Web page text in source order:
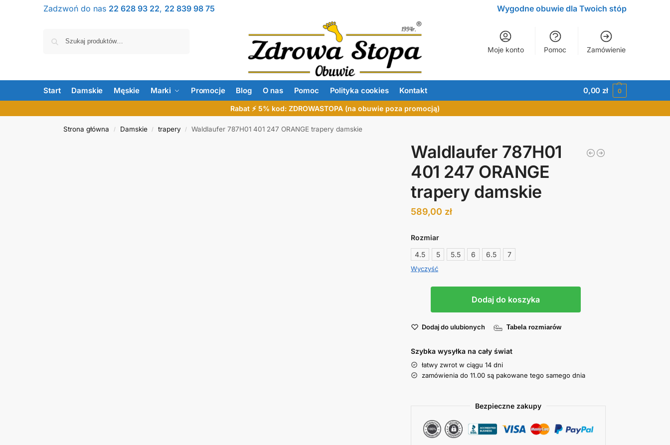
Zadzwoń do nas 22 628 93 22, 22 839 98 75 Wygodne obuwie dla Twoich stóp
Moje konto Pomoc Zamówienie
Start Damskie Męskie Marki Promocje Blog O nas Pomoc Polityka cookies Kontakt 0,00zł 0
Rabat ⚡ 5% kod: ZDROWASTOPA (na obuwie poza promocją)
Strona główna / Damskie / trapery / Waldlaufer 787H01 401 247 ORANGE trapery damskie
Waldlaufer 787H01
401 247 ORANGE
trapery damskie
589,00 zł
Rozmiar
4.5
5 5.5 6 6.5 7
Wyczyść
Dodaj do koszyka
Dodaj do ulubionych Tabela rozmiarów
Szybka wysyłka na cały świat
łatwy zwrot w ciągu 14 dni
zamówienia do 11.00 są pakowane tego samego dnia
Bezpieczne zakupy